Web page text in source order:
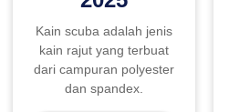
Kain scuba adalah jenis
kain rajut yang terbuat
dari campuran polyester
dan spandex.